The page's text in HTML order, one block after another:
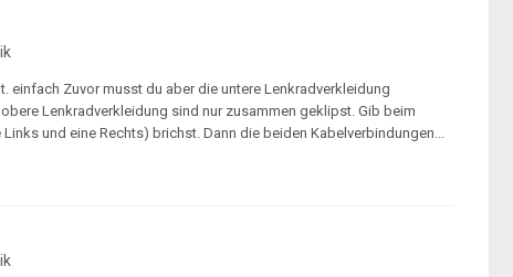
einfach Zuvor musst du aber die untere Lenkradverkleidung
Lenkradverkleidung sind nur zusammen geklipst. Gib beim
und eine Rechts) brichst. Dann die beiden Kabelverbindungen...